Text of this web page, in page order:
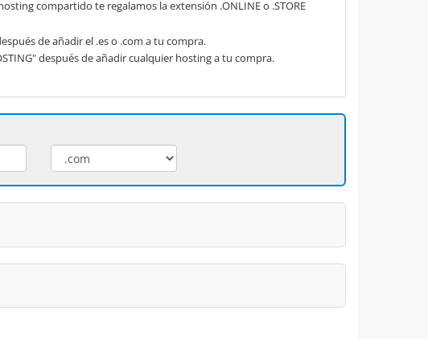
compartido te regalamos la extensión .ONLINE o .STORE
de añadir el .es o .com a tu compra.
después de añadir cualquier hosting a tu compra.